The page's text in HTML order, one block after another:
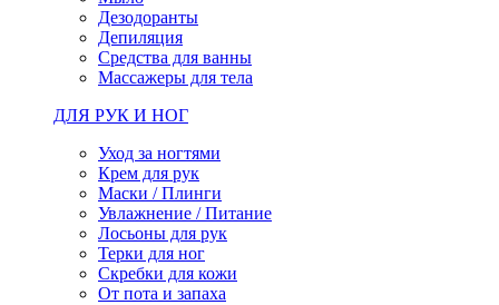
Дезодоранты
Депиляция
Средства для ванны
Массажеры для тела
ДЛЯ РУК И НОГ
Уход за ногтями
Крем для рук
Маски / Плинги
Увлажнение / Питание
Лосьоны для рук
Терки для ног
Скребки для кожи
От пота и запаха